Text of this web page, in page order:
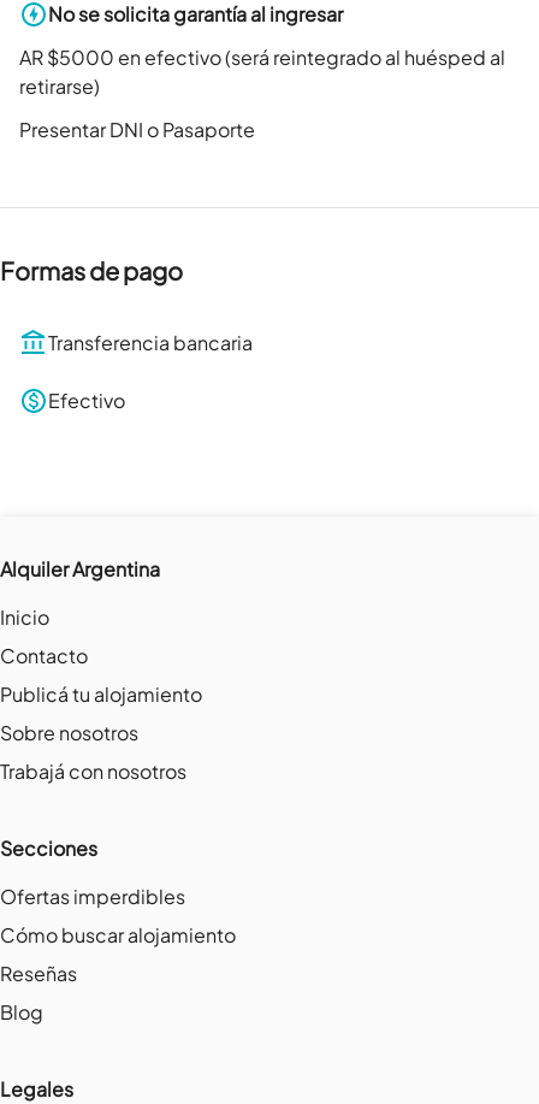
No se solicita garantía al ingresar
AR $5000 en efectivo (será reintegrado al huésped al
retirarse)
Presentar DNI o Pasaporte
Formas de pago
Transferencia bancaria
Efectivo
Alquiler Argentina
Inicio
Contacto
Publicá tu alojamiento
Sobre nosotros
Trabajá con nosotros
Secciones
Ofertas imperdibles
Cómo buscar alojamiento
Reseñas
Blog
Legales